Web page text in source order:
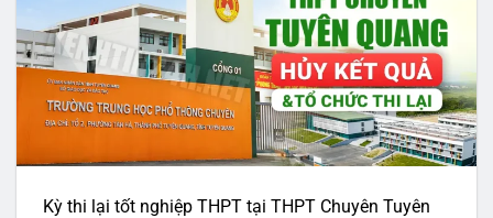
Kỳ thi lại tốt nghiệp THPT tại THPT Chuyên Tuyên